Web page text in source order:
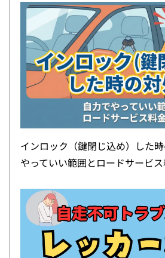
インロック（鍵閉じ込め）した
やっていい範囲とロードサービ